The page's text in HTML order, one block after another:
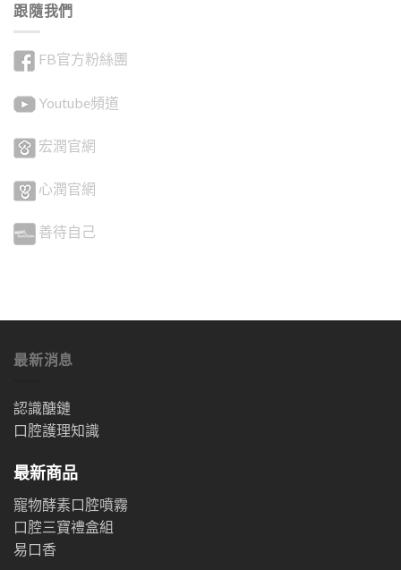
跟隨我們
FB官方粉絲團
Youtube頻道
宏潤官網
心潤官網
善待自己
最新消息
認識醣鏈
口腔護理知識
最新商品
寵物酵素口腔噴霧
口腔三寶禮盒組
易口香